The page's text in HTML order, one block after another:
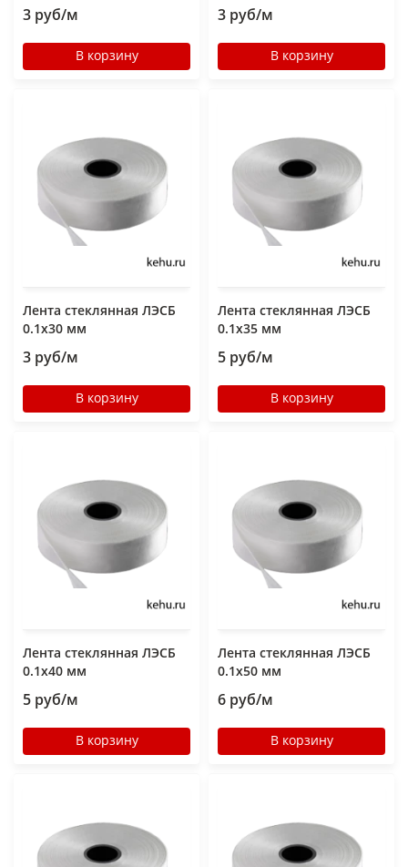
3 руб/м
В корзину
3 руб/м
В корзину
Лента стеклянная ЛЭСБ
0.1х30 мм
3 руб/м
В корзину
Лента стеклянная ЛЭСБ
0.1х35 мм
5 руб/м
В корзину
Лента стеклянная ЛЭСБ
0.1х40 мм
5 руб/м
В корзину
Лента стеклянная ЛЭСБ
0.1х50 мм
6 руб/м
В корзину